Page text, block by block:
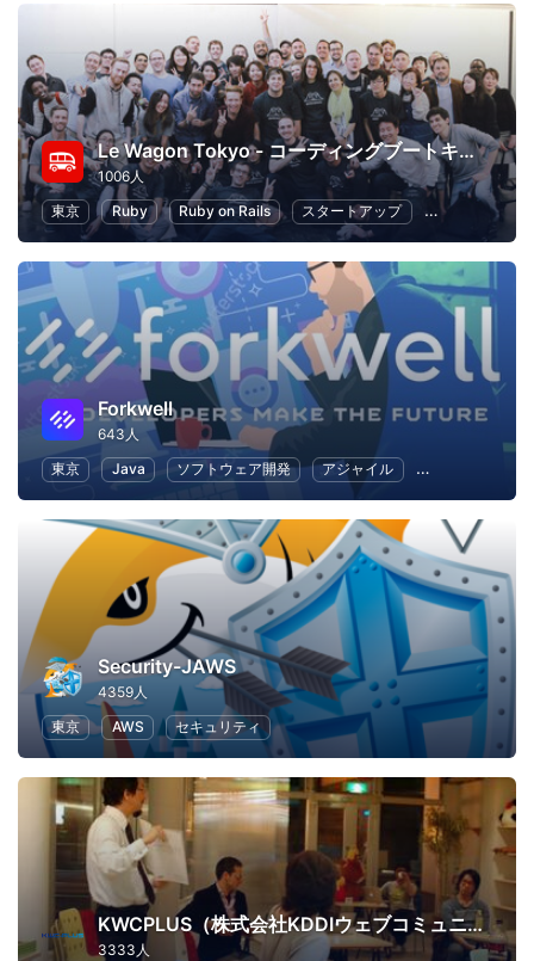
Le Wagon Tokyo - コーディングブートキャンプ
1006人
東京
Ruby Ruby on Rails スタートアップ 起業 初心
Forkwell
643人
東京
Java ソフトウェア開発 アジャイル Android
Security-JAWS
4359人
東京
AWS セキュリティ
KWCPLUS（株式会社KDDIウェブコミュニケーションズ）
3333人